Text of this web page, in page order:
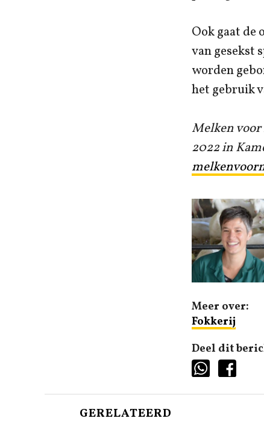
Ook gaat de
van gesekst
worden
het gebruik
Melken
2022 in
Meer over:
Fokkerij
Deel dit
GERELATEERD